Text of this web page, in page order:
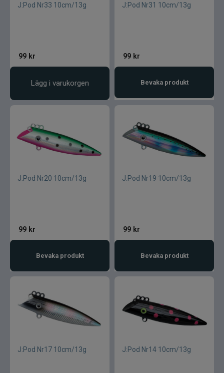
J:Pod Nr33 10cm/13g
99 kr
Lägg i varukorgen
J:Pod Nr31 10cm/13g
99 kr
Bevaka produkt
J:Pod Nr20 10cm/13g
99 kr
Bevaka produkt
J:Pod Nr19 10cm/13g
99 kr
Bevaka produkt
J:Pod Nr17 10cm/13g J:Pod Nr14 10cm/13g